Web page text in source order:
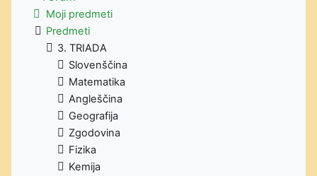
Moji predmeti
Predmeti
3. TRIADA
Slovenščina
Matematika
Angleščina
Geografija
Zgodovina
Fizika
Kemija